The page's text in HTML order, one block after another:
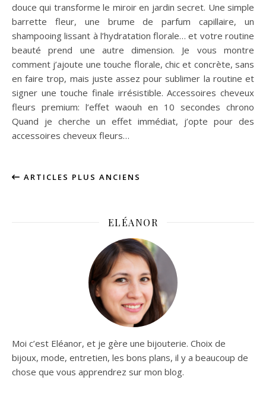
douce qui transforme le miroir en jardin secret. Une simple
barrette fleur, une brume de parfum capillaire, un
shampooing lissant à l’hydratation florale… et votre routine
beauté prend une autre dimension. Je vous montre
comment j’ajoute une touche florale, chic et concrète, sans
en faire trop, mais juste assez pour sublimer la routine et
signer une touche finale irrésistible. Accessoires cheveux
fleurs premium: l’effet waouh en 10 secondes chrono
Quand je cherche un effet immédiat, j’opte pour des
accessoires cheveux fleurs…
ARTICLES PLUS ANCIENS
ELÉANOR
Moi c’est Eléanor, et je gère une bijouterie. Choix de
bijoux, mode, entretien, les bons plans, il y a beaucoup de
chose que vous apprendrez sur mon blog.